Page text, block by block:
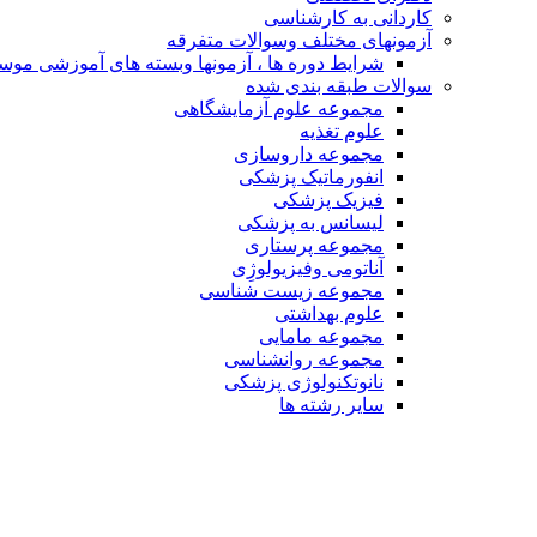
کاردانی به کارشناسی
آزمونهای مختلف وسوالات متفرقه
شرایط دوره ها ، آزمونها وبسته های آموزشی
سوالات طبقه بندی شده
مجموعه علوم آزمایشگاهی
علوم تغذیه
مجموعه داروسازی
انفورماتیک پزشکی
فیزیک پزشکی
لیسانس به پزشکی
مجموعه پرستاری
آناتومی وفیزیولوژِی
مجموعه زیست شناسی
علوم بهداشتی
مجموعه مامایی
مجموعه روانشناسی
نانوتکنولوژی پزشکی
سایر رشته ها